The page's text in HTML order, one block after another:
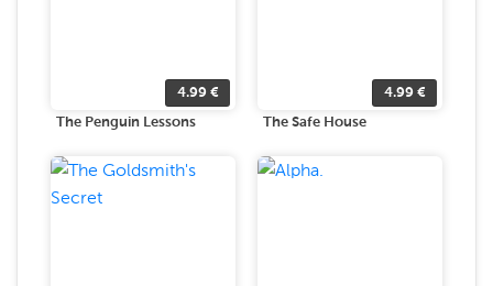
4.99 €
The Penguin Lessons
4.99 €
The Safe House